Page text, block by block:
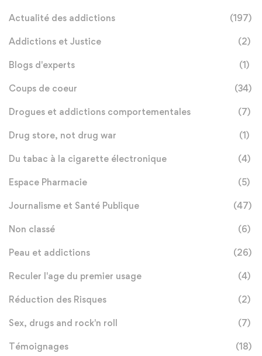
Actualité des addictions (197)
Addictions et Justice (2)
Blogs d'experts (1)
Coups de coeur (34)
Drogues et addictions comportementales (7)
Drug store, not drug war (1)
Du tabac à la cigarette électronique (4)
Espace Pharmacie (5)
Journalisme et Santé Publique (47)
Non classé (6)
Peau et addictions (26)
Reculer l'age du premier usage (4)
Réduction des Risques (2)
Sex, drugs and rock'n roll (7)
Témoignages (18)